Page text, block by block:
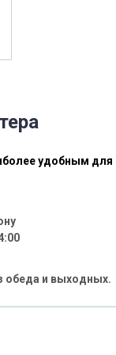
удобным для
обеда и выходных.